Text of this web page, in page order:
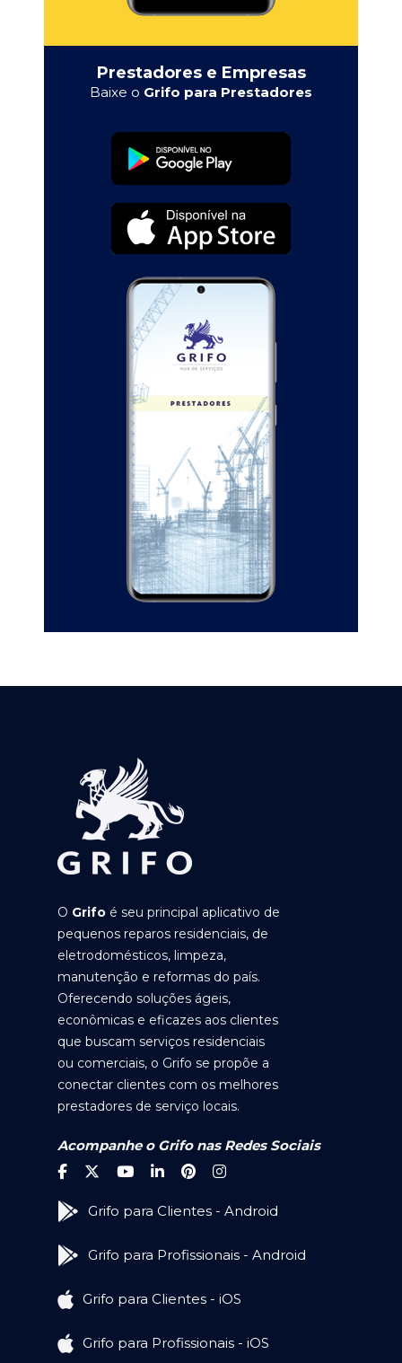
Prestadores e Empresas
Baixe o Grifo para Prestadores
O Grifo é seu principal aplicativo de
pequenos reparos residenciais, de
eletrodomésticos, limpeza,
manutenção e reformas do país.
Oferecendo soluções ágeis,
econômicas e eficazes aos clientes
que buscam serviços residenciais
ou comerciais, o Grifo se propõe a
conectar clientes com os melhores
prestadores de serviço locais.
Acompanhe o Grifo nas Redes Sociais
Grifo para Clientes - Android
Grifo para Profissionais - Android
Grifo para Clientes - iOS
Grifo para Profissionais - iOS